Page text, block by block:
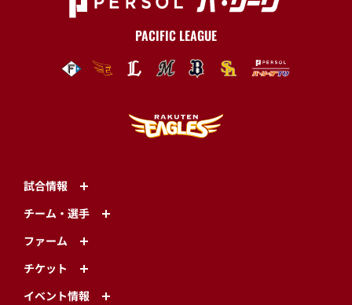
PACIFIC LEAGUE
試合情報
チーム・選手
ファーム
チケット
イベント情報